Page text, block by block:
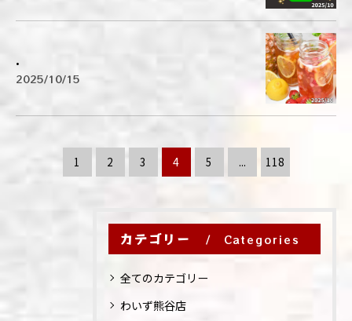
.
2025/10/15
1 2 3 4 5 ... 118
カテゴリー Categories
全てのカテゴリー
わいず熊谷店